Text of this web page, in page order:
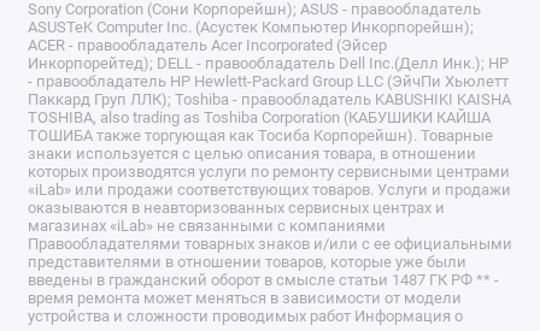
Sony Corporation (Сони Корпорейшн); ASUS - правообладатель
ASUSTeK Computer Inc. (Асустек Компьютер Инкорпорейшн);
ACER - правообладатель Acer Incorporated (Эйсер
Инкорпорейтед); DELL - правообладатель Dell Inc.(Делл Инк.); HP
- правообладатель HP Hewlett-Packard Group LLC (ЭйчПи Хьюлетт
Паккард Груп ЛЛК); Toshiba - правообладатель KABUSHIKI KAISHA
TOSHIBA, also trading as Toshiba Corporation (КАБУШИКИ КАЙША
ТОШИБА также торгующая как Тосиба Корпорейшн). Товарные
знаки используется с целью описания товара, в отношении
которых производятся услуги по ремонту сервисными центрами
«iLab» или продажи соответствующих товаров. Услуги и продажи
оказываются в неавторизованных сервисных центрах и
магазинах «iLab» не связанными с компаниями
Правообладателями товарных знаков и/или с ее официальными
представителями в отношении товаров, которые уже были
введены в гражданский оборот в смысле статьи 1487 ГК РФ ** -
время ремонта может меняться в зависимости от модели
устройства и сложности проводимых работ Информация о